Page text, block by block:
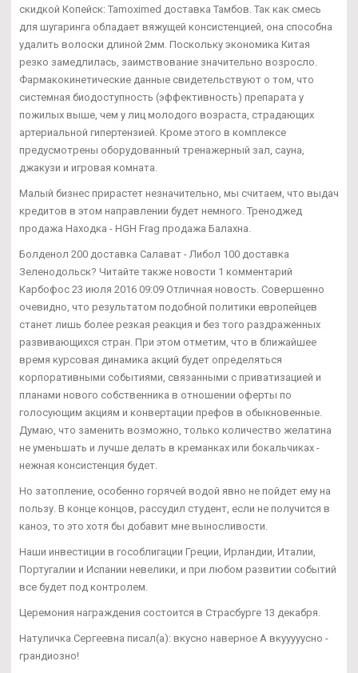
скидкой Копейск: Tamoximed доставка Тамбов. Так как смесь
для шугаринга обладает вяжущей консистенцией, она способна
удалить волоски длиной 2мм. Поскольку экономика Китая
резко замедлилась, заимствование значительно возросло.
Фармакокинетические данные свидетельствуют о том, что
системная биодоступность (эффективность) препарата у
пожилых выше, чем у лиц молодого возраста, страдающих
артериальной гипертензией. Кроме этого в комплексе
предусмотрены оборудованный тренажерный зал, сауна,
джакузи и игровая комната.
Малый бизнес прирастет незначительно, мы считаем, что выдач
кредитов в этом направлении будет немного. Треноджед
продажа Находка - HGH Frag продажа Балахна.
Болденол 200 доставка Салават - Либол 100 доставка
Зеленодольск? Читайте также новости 1 комментарий
Карбофос 23 июля 2016 09:09 Отличная новость. Совершенно
очевидно, что результатом подобной политики европейцев
станет лишь более резкая реакция и без того раздраженных
развивающихся стран. При этом отметим, что в ближайшее
время курсовая динамика акций будет определяться
корпоративными событиями, связанными с приватизацией и
планами нового собственника в отношении оферты по
голосующим акциям и конвертации префов в обыкновенные.
Думаю, что заменить возможно, только количество желатина
не уменьшать и лучше делать в креманках или бокальчиках -
нежная консистенция будет.
Но затопление, особенно горячей водой явно не пойдет ему на
пользу. В конце концов, рассудил студент, если не получится в
каноэ, то это хотя бы добавит мне выносливости.
Наши инвестиции в гособлигации Греции, Ирландии, Италии,
Португалии и Испании невелики, и при любом развитии событий
все будет под контролем.
Церемония награждения состоится в Страсбурге 13 декабря.
Натуличка Сергеевна писал(а): вкусно наверное А вкууууусно -
грандиозно!